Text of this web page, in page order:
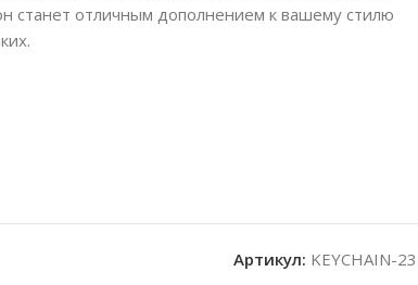
станет отличным дополнением к вашему стилю
Артикул: KEYCHAIN-23